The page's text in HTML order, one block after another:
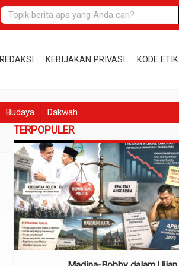
REDAKSI KEBIJAKAN PRIVASI KODE ETIK
Budaya Dakwah
TERPOPULER